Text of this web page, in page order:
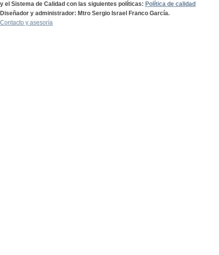
y el Sistema de Calidad con las siguientes políticas: Política de calidad
Diseñador y administrador: Mtro Sergio Israel Franco García.
Contacto y asesoría